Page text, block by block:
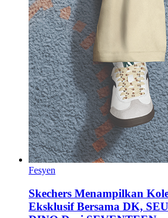
Fesyen
Skechers Menampilkan
Eksklusif Bersama DK,